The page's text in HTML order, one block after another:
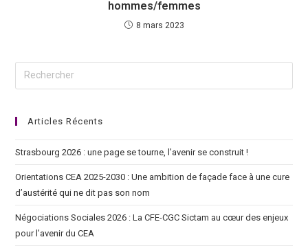
hommes/femmes
8 mars 2023
Articles Récents
Strasbourg 2026 : une page se tourne, l’avenir se construit !
Orientations CEA 2025-2030 : Une ambition de façade face à une cure
d’austérité qui ne dit pas son nom
Négociations Sociales 2026 : La CFE-CGC Sictam au cœur des enjeux
pour l’avenir du CEA